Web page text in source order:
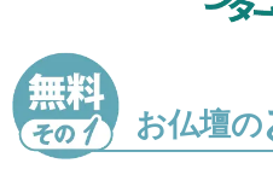
お仏壇の